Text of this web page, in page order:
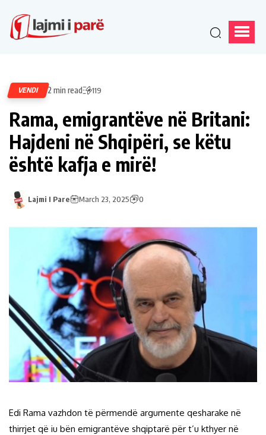
VENDI 2 min read 119
Rama, emigrantëve në Britani:
Hajdeni në Shqipëri, se këtu
është kafja e mirë!
Lajmi I Pare March 23, 2025 0
Edi Rama vazhdon të përmendë argumente qesharake në
thirrjet që iu bën emigrantëve shqiptarë për t’u kthyer në